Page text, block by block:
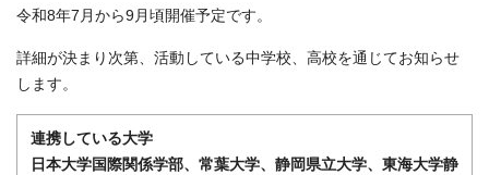
令和8年7月から9月頃開催予定です。
詳細が決まり次第、活動している中学校、高校を通じてお知らせ
します。
連携している大学
日本大学国際関係学部、常葉大学、静岡県立大学、東海大学静